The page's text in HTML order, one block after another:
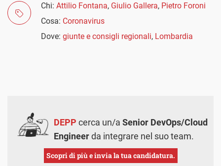
Chi: Attilio Fontana, Giulio Gallera, Pietro Foroni
Cosa: Coronavirus
Dove: giunte e consigli regionali, Lombardia
DEPP cerca un/a Senior DevOps/Cloud
Engineerda integrare nel suo team.
Scopri di più e invia la tua candidatura.